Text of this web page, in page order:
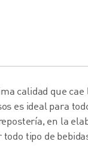
calidad que
es ideal para
en la
tipo de